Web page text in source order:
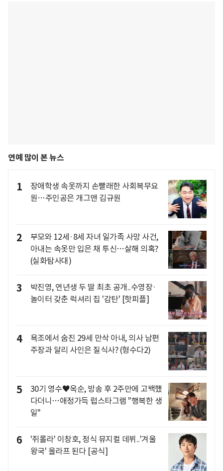
연예 많이 본 뉴스
1
장애학생 속옷까지 손빨래한 사회복무요
원…주인공은 개그맨 김규원
2
부모와 12세·8세 자녀 일가족 사망 사건,
아내는 속옷만 입은 채 투신…살해 의혹?
(실화탐사대)
3
박진영, 연년생 두 딸 최초 공개..수영장·
놀이터 갖춘 럭셔리 집 '감탄' [핫피플]
4
욕조에서 숨진 29세 만삭 아내, 의사 남편
주장과 달리 사인은 질식사? (형수다2)
5
30기 영수♥옥순, 방송 후 2주만에 고백했
다더니…애정가득 럽스타그램 "행복한 생
일"
6
'쥐롤라' 이창호, 정식 뮤지컬 데뷔..'겨울
왕국' 올라프 된다 [공식]